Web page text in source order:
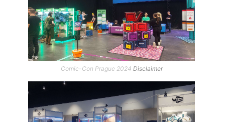
Comic-Con Prague 2024 Disclaimer